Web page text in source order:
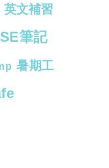
英文補習
筆記
暑期工